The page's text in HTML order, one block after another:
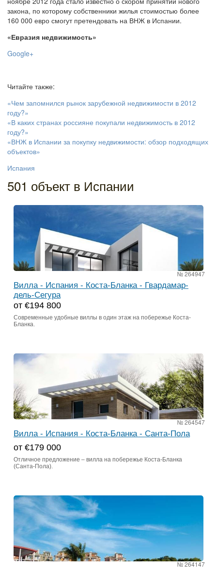
закона, по которому собственники жилья стоимостью более
160 000 евро смогут претендовать на ВНЖ в Испании.
«Евразия недвижимость»
Google+
Читайте также:
«Чем запомнился рынок зарубежной недвижимости в 2012
году?»
«В каких странах россияне покупали недвижимость в 2012
году?»
«ВНЖ в Испании за покупку недвижимости: обзор подходящих
объектов»
Испания
501 объект в Испании
№ 264947
Вилла - Испания - Коста-Бланка - Гвардамар-
дель-Сегура
от €194 800
Современные удобные виллы в один этаж на побережье Коста-
Бланка.
№ 264547
Вилла - Испания - Коста-Бланка - Санта-Пола
от €179 000
Отличное предложение – вилла на побережье Коста-Бланка
(Санта-Пола).
№ 264147